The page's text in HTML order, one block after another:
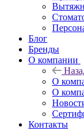
Блог
Бренды
О компании
О
О
Контакты